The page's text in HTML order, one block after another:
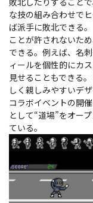
な技の組み合わせで
ば派手に敗北できる
ことが許されないた
できる。例えば、名
ィールを個性的にカ
見せることもできる
しく親しみやすいデ
コラボイベントの開
として“道場”をオー
ている。